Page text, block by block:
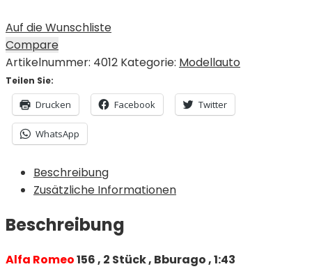
Auf die Wunschliste
Compare
Artikelnummer: 4012 Kategorie: Modellauto
Teilen Sie:
Drucken Facebook Twitter
WhatsApp
Beschreibung
Zusätzliche Informationen
Beschreibung
Alfa Romeo156 , 2 Stück , Bburago , 1:43